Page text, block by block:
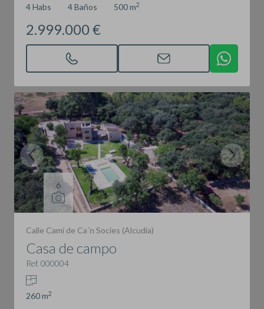
4 Habs 4 Baños 500 m2
2.999.000 €
6
Calle Camí de Ca´n Socies (Alcudia)
Casa de campo
Ref. 000004
260 m2